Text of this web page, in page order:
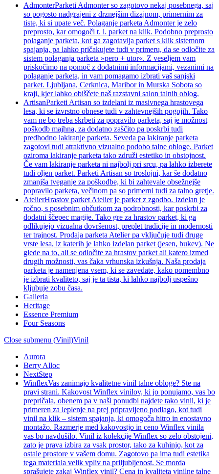
AdmonterParketi Admonter so zagotovo nekaj posebnega, saj
so pogosto nadgrajeni z drznejšim dizajnom, primernim za
tiste, ki si upate več. Polaganje parketa Admonter je zelo
preprosto, kar omogoči t. i. parket na klik. Podobno preprosto
polaganje parketa, kot ga zagotavlja parket s klik sistemom
spajanja, pa lahko pričakujete tudi v primeru, da se odločite za
sistem polaganja parketa »pero + utor«. Z veseljem vam
priskočimo na pomoč z dodatnimi informacijami, vezanimi na
polaganje parketa, in vam pomagamo izbrati vaš sanjski
parket. Ljubljana, Cerknica, Maribor in Murska Sobota so
kraji, kjer lahko obiščete naš razstavni salon talnih oblog.
ArtisanParketi Artisan so izdelani iz masivnega hrastovega
lesa, ki se izvrstno obnese tudi v zahtevnejših pogojih. Tako
vam ne bo treba skrbeti za popravilo parketa, saj je možnost
poškodb majhna, za dodatno zaščito pa poskrbi tudi
predhodno lakiranje parketa. Seveda pa lakiranje parketa
zagotovi tudi atraktivno vizualno podobo talne obloge. Parket
oziroma lakiranje parketa tako združi estetiko in obstojnost.
Če vam lakiranje parketa ni najbolj pri srcu, pa lahko izberete
tudi oljen parket. Parketi Artisan so troslojni, kar še dodatno
zmanjša tveganje za poškodbe, ki bi zahtevale obsežnejše
popravilo parketa, večinom pa so primerni tudi za talno gretje.
AtelierHrastov parket Atelier je parket z zgodbo. Izdelan je
ročno, s posebnim občutkom za podrobnosti, kar poskrbi za
dodatni ščepec magije. Tako gre za hrastov parket, ki ga
odlikujejo vizualna dovršenost, preplet tradicije in modernosti
ter trajnost. Prodaja parketa Atelier pa vključuje tudi druge
vrste lesa, iz katerih je lahko izdelan parket (jesen, bukev). Ne
glede na to, ali se odločite za hrastov parket ali katero izmed
drugih možnosti, vas čaka vrhunska izkušnja. Naša prodaja
parketa je namenjena vsem, ki se zavedate, kako pomembno
je izbrati kvaliteto, saj je ta tista, ki lahko najbolj uspešno
kljubuje zobu časa.
Galleria
Heritage
Essence Premium
Four Seasons
Close submenu (Vinil)Vinil
Aurora
Berry Alloc
NextStep
WinflexVas zanimajo kvalitetne vinil talne obloge? Ste na
pravi strani. Kakovost Winflex vinilov, ki jo ponujamo, vas bo
prepričala, obenem pa v naši ponudbi najdete tako vinil, ki je
primeren za leplenje na prej pripravljeno podlago, kot tudi
vinil na klik – sistem spajanja, ki omogoča hitro in enostavno
montažo. Razmerje med kakovostjo in ceno Winflex vinila
vas bo navdušilo. Vinil iz kolekcije Winflex so zelo obstojeni,
zato je prava izbira za vsak prostor, tako za kuhinjo, kot za
ostale prostore v vašem domu. Zagotovo pa ima tudi estetika
tega materiala velik vpliv na priljubljenost. Se morda
sprašujete zakaj Winflex vinil? Cena in kvaliteta vinilne talne